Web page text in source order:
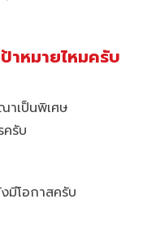
าหมายไหมครับ
เป็นพิเศษ
ครับ
มีโอกาสครับ